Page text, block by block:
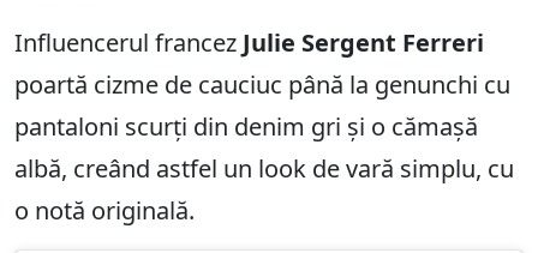
Influencerul francez Julie Sergent Ferreri
poartă cizme de cauciuc până la genunchi cu
pantaloni scurți din denim gri și o cămașă
albă, creând astfel un look de vară simplu, cu
o notă originală.